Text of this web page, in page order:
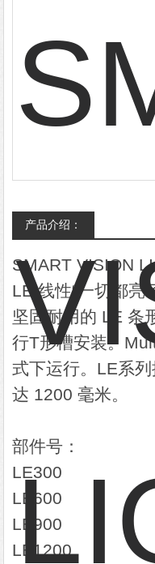
产品介绍：
SMART VISION
LE 线性“一切都亮
坚固耐用的 LE 条
行T形槽安装。
式下运行。LE系
达 1200 毫米。
部件号：
LE300
LE600
LE900
LE1200